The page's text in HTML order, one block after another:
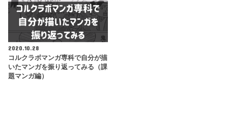
2020.10.28
コルクラボマンガ専科で自分が描
いたマンガを振り返ってみる（課
題マンガ編）